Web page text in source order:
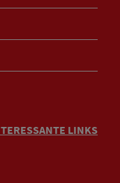
LINKS